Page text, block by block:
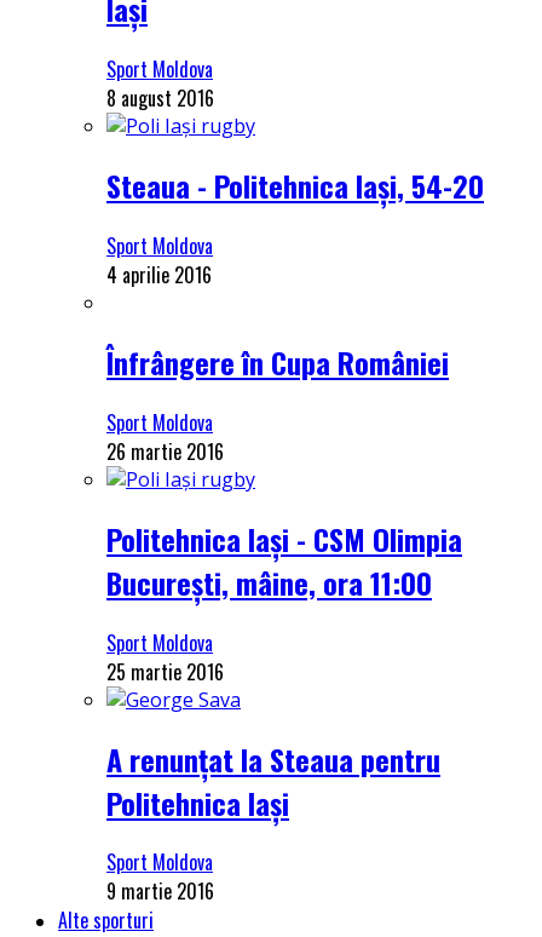
Iași
Sport Moldova
8 august 2016
Steaua - Politehnica Iași, 54-20
Sport Moldova
4 aprilie 2016
Înfrângere în Cupa României
Sport Moldova
26 martie 2016
Politehnica Iași - CSM Olimpia
București, mâine, ora 11:00
Sport Moldova
25 martie 2016
A renunțat la Steaua pentru
Politehnica Iași
Sport Moldova
9 martie 2016
Alte sporturi